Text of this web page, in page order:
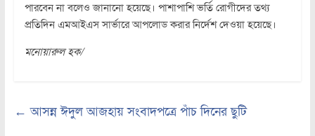
পারবেন না বলেও জানানো হয়েছে। পাশাপাশি ভর্তি রোগীদের তথ্য
প্রতিদিন এমআইএস সার্ভারে আপলোড করার নির্দেশ দেওয়া হয়েছে।
মনোয়ারুল হক/
← আসন্ন ঈদুল আজহায় সংবাদপত্রে পাঁচ দিনের ছুটি